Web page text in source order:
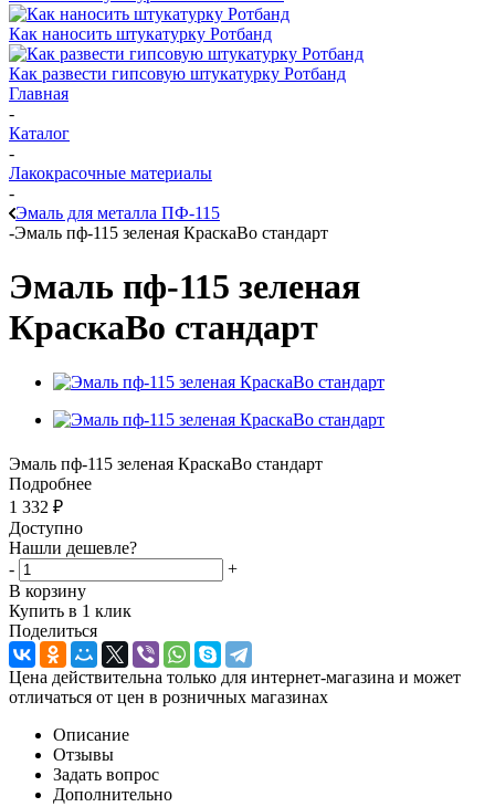
Как наносить штукатурку Ротбанд
Как развести гипсовую штукатурку Ротбанд
Главная
-
Каталог
-
Лакокрасочные материалы
-
Эмаль для металла ПФ-115
-Эмаль пф-115 зеленая КраскаВо стандарт
Эмаль пф-115 зеленая
КраскаВо стандарт
Эмаль пф-115 зеленая КраскаВо стандарт
Подробнее
1 332 ₽
Доступно
Нашли дешевле?
-
+
В корзину
Купить в 1 клик
Поделиться
Цена действительна только для интернет-магазина и может
отличаться от цен в розничных магазинах
Описание
Отзывы
Задать вопрос
Дополнительно